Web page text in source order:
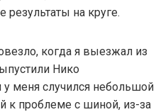
на круге.
когда я выезжал из
Нико
меня случился небольшой
к проблеме с шиной, из-за